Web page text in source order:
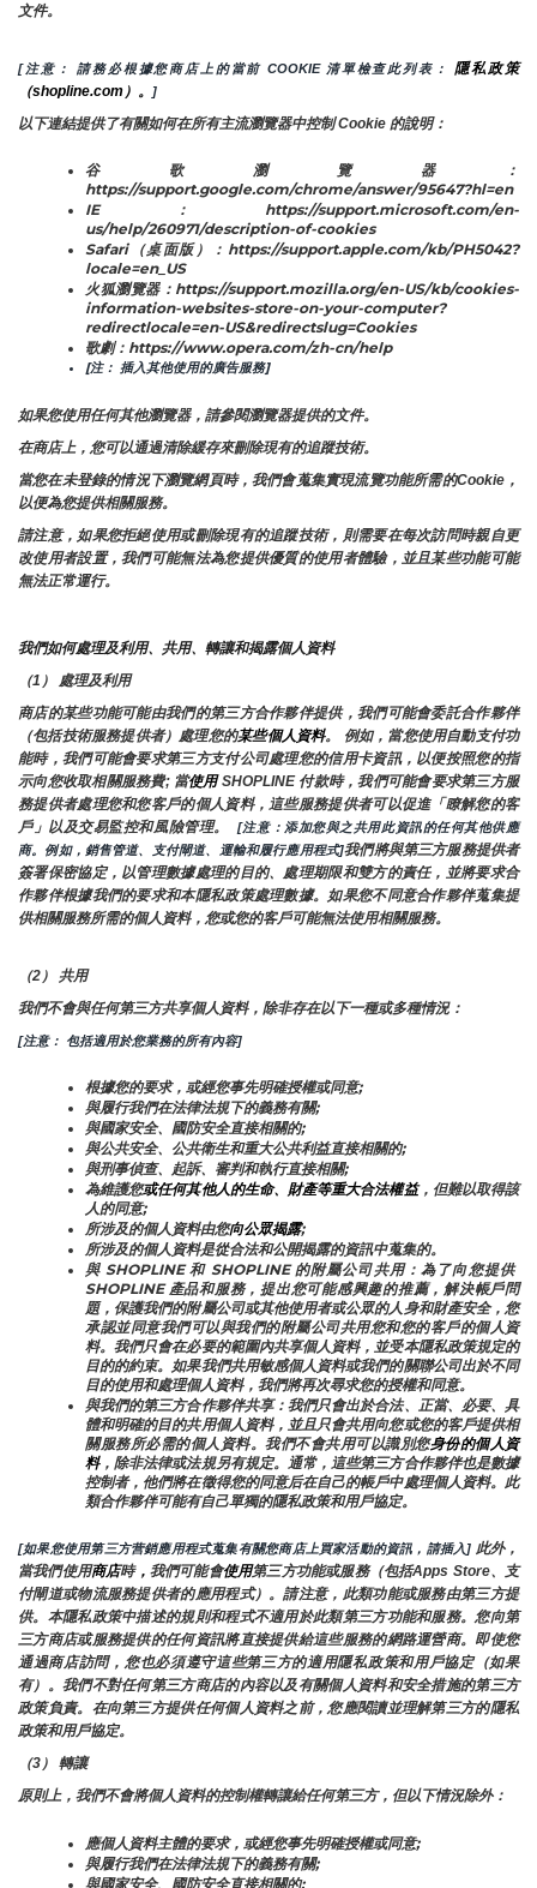
文件。
[注意： 請務必根據您商店上的當前 COOKIE 清單檢查此列表： 隱私政策
（shopline.com）。
]
以下連結提供了有關如何在所有主流瀏覽器中控制 Cookie 的說明：
谷歌瀏覽器：
https://support.google.com/chrome/answer/95647?hl=en
IE：https://support.microsoft.com/en-
us/help/260971/description-of-cookies
Safari（桌面版）：https://support.apple.com/kb/PH5042?
locale=en_US
火狐瀏覽器：https://support.mozilla.org/en-US/kb/cookies-
information-websites-store-on-your-computer?
redirectlocale=en-US&redirectslug=Cookies
歌劇：https://www.opera.com/zh-cn/help
[注： 插入其他使用的廣告服務]
如果您使用任何其他瀏覽器，請參閱瀏覽器提供的文件。
在商店上，您可以通過清除緩存來刪除現有的追蹤技術。
當您在未登錄的情況下瀏覽網頁時，我們會蒐集實現流覽功能所需的Cookie，
以便為您提供相關服務。
請注意，如果您拒絕使用或刪除現有的追蹤技術，則需要在每次訪問時親自更
改使用者設置，我們可能無法為您提供優質的使用者體驗，並且某些功能可能
無法正常運行。
我們如何處理及利用、共用、轉讓和揭露個人資料
（1） 處理及利用
商店的某些功能可能由我們的第三方合作夥伴提供，我們可能會委託合作夥伴
（包括技術服務提供者）處理您的某些個人資料。 例如，當您使用自動支付功
能時，我們可能會要求第三方支付公司處理您的信用卡資訊，以便按照您的指
示向您收取相關服務費; 當使用 SHOPLINE 付款時，我們可能會要求第三方服
務提供者處理您和您客戶的個人資料，這些服務提供者可以促進「瞭解您的客
戶」以及交易監控和風險管理。
[注意：添加您與之共用此資訊的任何其他供應
商。例如，銷售管道、支付閘道、運輸和履行應用程式]我們將與第三方服務提供者
簽署保密協定，以管理數據處理的目的、處理期限和雙方的責任，並將要求合
作夥伴根據我們的要求和本隱私政策處理數據。如果您不同意合作夥伴蒐集提
供相關服務所需的個人資料，您或您的客戶可能無法使用相關服務。
（2） 共用
我們不會與任何第三方共享個人資料，除非存在以下一種或多種情況：
[注意： 包括適用於您業務的所有內容]
根據您的要求，或經您事先明確授權或同意;
與履行我們在法律法規下的義務有關;
與國家安全、國防安全直接相關的;
與公共安全、公共衛生和重大公共利益直接相關的;
與刑事偵查、起訴、審判和執行直接相關;
為維護您或任何其他人的生命、財產等重大合法權益，但難以取得該
人的同意;
所涉及的個人資料由您向公眾揭露;
所涉及的個人資料是從合法和公開揭露的資訊中蒐集的。
與 SHOPLINE 和 SHOPLINE 的附屬公司共用：為了向您提供
SHOPLINE 產品和服務，提出您可能感興趣的推薦，解決帳戶問
題，保護我們的附屬公司或其他使用者或公眾的人身和財產安全，您
承認並同意我們可以與我們的附屬公司共用您和您的客戶的個人資
料。我們只會在必要的範圍內共享個人資料，並受本隱私政策規定的
目的的約束。如果我們共用敏感個人資料或我們的關聯公司出於不同
目的使用和處理個人資料，我們將再次尋求您的授權和同意。
與我們的第三方合作夥伴共享：我們只會出於合法、正當、必要、具
體和明確的目的共用個人資料，並且只會共用向您或您的客戶提供相
關服務所必需的個人資料。我們不會共用可以識別您身份的個人資
料，除非法律或法規另有規定。通常，這些第三方合作夥伴也是數據
控制者，他們將在徵得您的同意后在自己的帳戶中處理個人資料。此
類合作夥伴可能有自己單獨的隱私政策和用戶協定。
[如果您使用第三方营銷應用程式蒐集有關您商店上買家活動的資訊，請插入] 此外，
當我們使用商店時， 我們可能會使用第三方功能或服務（包括Apps Store、支
付閘道或物流服務提供者的應用程式）。請注意，此類功能或服務由第三方提
供。本隱私政策中描述的規則和程式不適用於此類第三方功能和服務。您向第
三方商店或服務提供的任何資訊將直接提供給這些服務的網路運營商。即使您
通過商店訪問，您也必須遵守這些第三方的適用隱私政策和用戶協定（如果
有）。我們不對任何第三方商店的內容以及有關個人資料和安全措施的第三方
政策負責。在向第三方提供任何個人資料之前，您應閱讀並理解第三方的隱私
政策和用戶協定。
（3） 轉讓
原則上，我們不會將個人資料的控制權轉讓給任何第三方，但以下情況除外：
應個人資料主體的要求，或經您事先明確授權或同意;
與履行我們在法律法規下的義務有關;
與國家安全、國防安全直接相關的;